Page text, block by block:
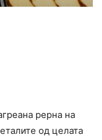
рерна на
од целата